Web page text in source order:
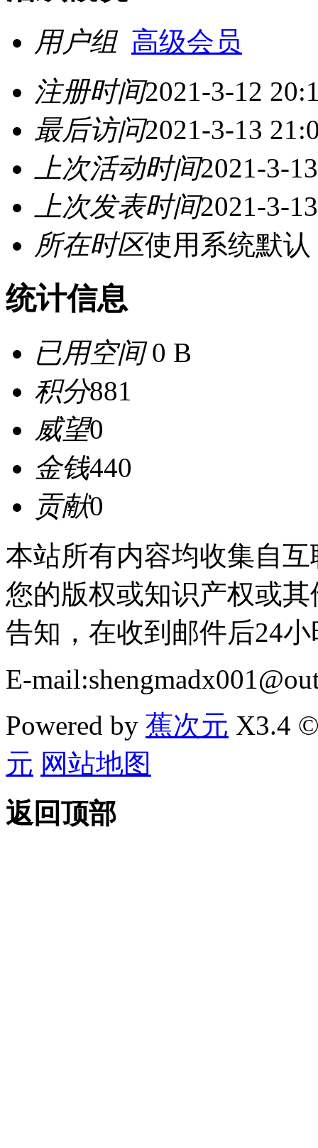
用户组 高级会员
注册时间2021-3-12
最后访问2021-3-13
上次活动时间2021-3-
上次发表时间2021-3-
所在时区使用系统默认
统计信息
已用空间0 B
积分881
威望0
金钱440
贡献0
本站所有内容均收集自
您的版权或知识产权或
告知，在收到邮件后24
E-
Powered by 蕉次元 X3.4
元 网站地图
返回顶部